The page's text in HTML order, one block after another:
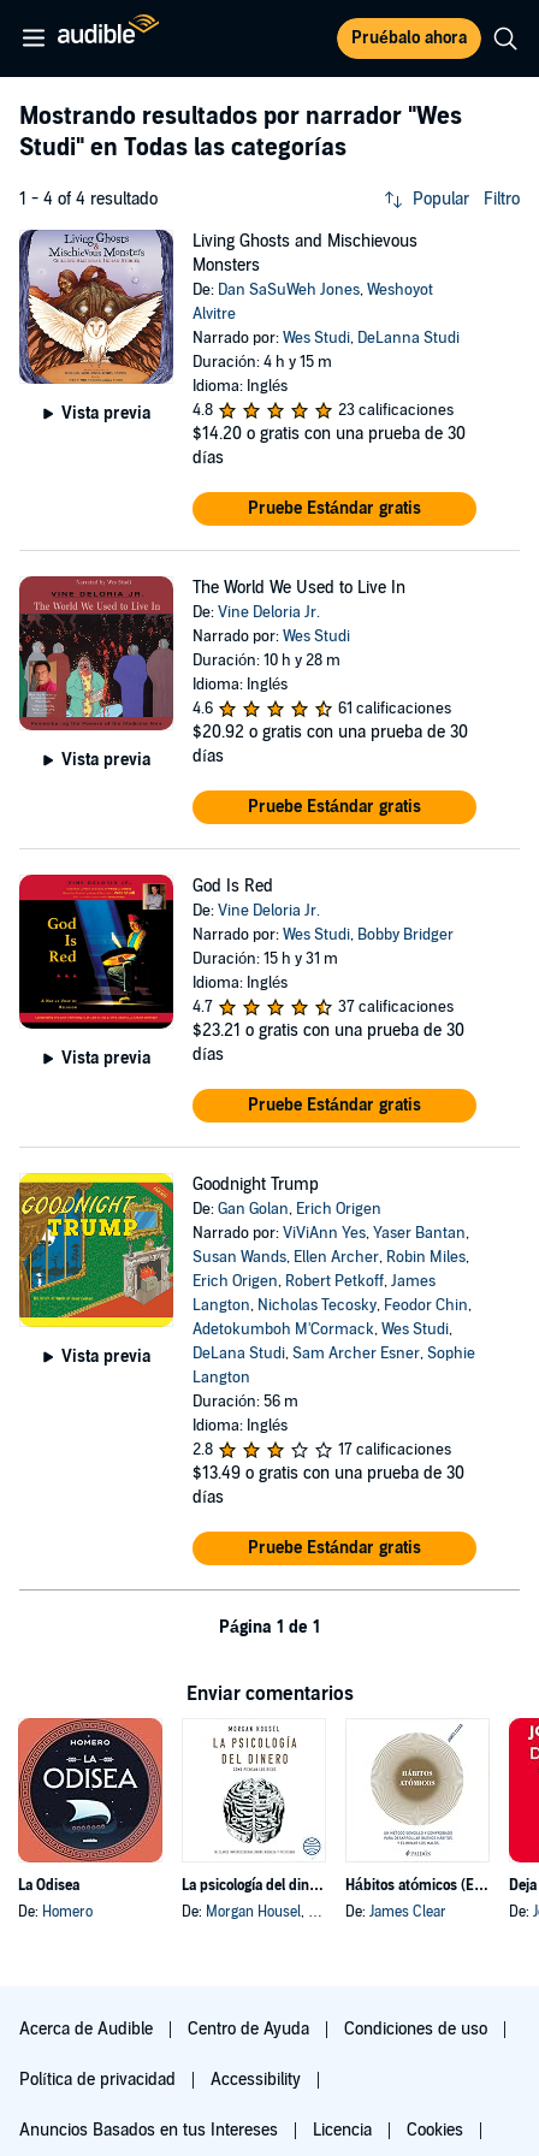
Pruébalo ahora
Mostrando resultados por narrador "Wes
Studi" en Todas las categorías
1 - 4 of 4 resultado Popular Filtro
Vista previa
Living Ghosts and Mischievous
Monsters
De: Dan SaSuWeh Jones,Weshoyot
Alvitre
Narrado por:Wes Studi, DeLanna Studi
Duración: 4 h y 15 m
Idioma: Inglés
4.8
23 calificaciones
$14.20 o gratis con una prueba de 30
días
Pruebe Estándar gratis
Vista previa
The World We Used to Live In
De:Vine Deloria Jr.
Narrado por:Wes Studi
Duración: 10 h y 28 m
Idioma: Inglés
4.6
61 calificaciones
$20.92 o gratis con una prueba de 30
días
Pruebe Estándar gratis
Vista previa
God Is Red
De:Vine Deloria Jr.
Narrado por:Wes Studi, Bobby Bridger
Duración: 15 h y 31 m
Idioma: Inglés
4.7
37 calificaciones
$23.21 o gratis con una prueba de 30
días
Pruebe Estándar gratis
Vista previa
Goodnight Trump
De:Gan Golan, Erich Origen
Narrado por:ViViAnn Yes,Yaser Bantan,
Susan Wands, Ellen Archer, Robin Miles,
Erich Origen, Robert Petkoff,James
Langton, Nicholas Tecosky, Feodor Chin,
Adetokumboh M'Cormack,Wes Studi,
DeLana Studi,Sam Archer Esner,Sophie
Langton
Duración: 56 m
Idioma: Inglés
2.8
17 calificaciones
$13.49 o gratis con una prueba de 30
días
Pruebe Estándar gratis
Página 1 de 1
Enviar comentarios
La Odisea
De: Homero
La psicología del dinero
De: Morgan Housel, y otros
Hábitos atómicos (Español neutro)
De: James Clear
De:
Acerca de Audible Centro de Ayuda Condiciones de uso
Política de privacidad Accessibility
Anuncios Basados en tus Intereses Licencia Cookies